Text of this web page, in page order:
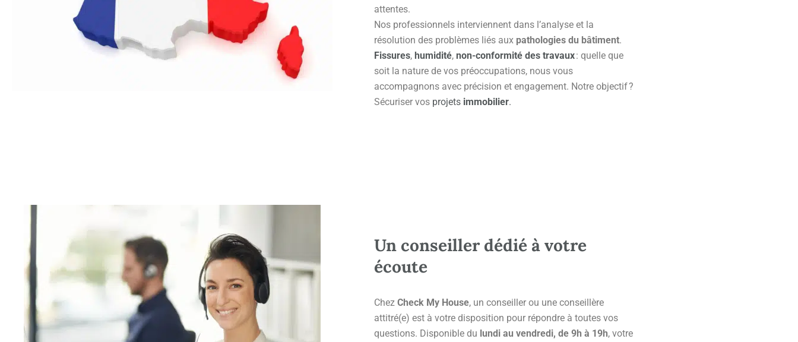
attentes.
Nos professionnels interviennent dans l’analyse et la
résolution des problèmes liés aux pathologies du bâtiment.
Fissures, humidité, non-conformité des travaux: quelle que
soit la nature de vos préoccupations, nous vous
accompagnons avec précision et engagement. Notre objectif ?
Sécuriser vos projets immobilier.
Un conseiller dédié à votre
écoute
Chez Check My House, un conseiller ou une conseillère
attitré(e) est à votre disposition pour répondre à toutes vos
questions. Disponible du lundi au vendredi, de 9h à 19h, votre